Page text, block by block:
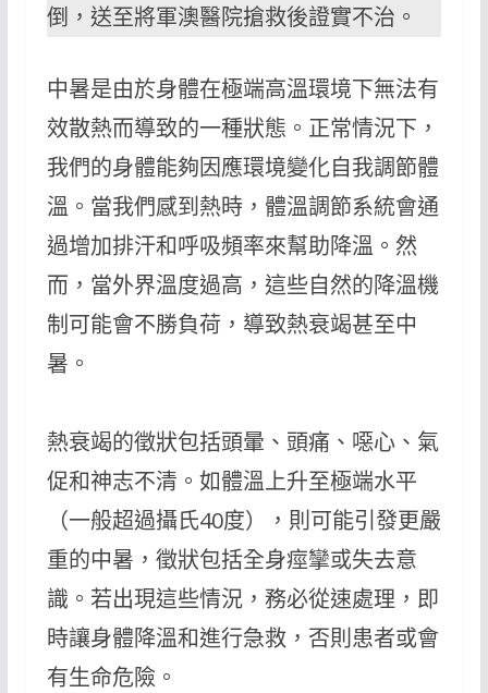
倒，送至將軍澳醫院搶救後證實不治。
中暑是由於身體在極端高溫環境下無法有
效散熱而導致的一種狀態。正常情況下，
我們的身體能夠因應環境變化自我調節體
溫。當我們感到熱時，體溫調節系統會通
過增加排汗和呼吸頻率來幫助降溫。然
而，當外界溫度過高，這些自然的降溫機
制可能會不勝負荷，導致熱衰竭甚至中
暑。
熱衰竭的徵狀包括頭暈、頭痛、噁心、氣
促和神志不清。如體溫上升至極端水平
（一般超過攝氏40度），則可能引發更嚴
重的中暑，徵狀包括全身痙攣或失去意
識。若出現這些情況，務必從速處理，即
時讓身體降溫和進行急救，否則患者或會
有生命危險。